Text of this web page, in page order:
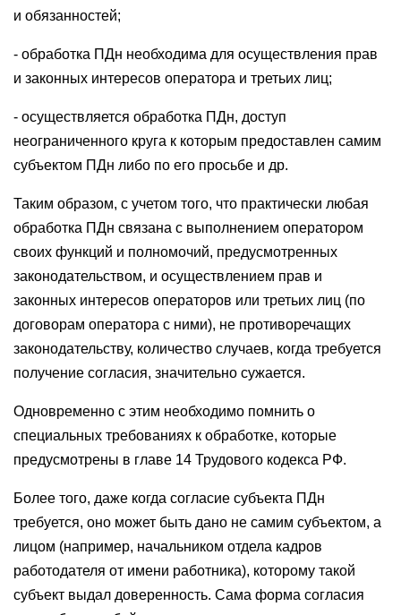
и обязанностей;
- обработка ПДн необходима для осуществления прав
и законных интересов оператора и третьих лиц;
- осуществляется обработка ПДн, доступ
неограниченного круга к которым предоставлен самим
субъектом ПДн либо по его просьбе и др.
Таким образом, с учетом того, что практически любая
обработка ПДн связана с выполнением оператором
своих функций и полномочий, предусмотренных
законодательством, и осуществлением прав и
законных интересов операторов или третьих лиц (по
договорам оператора с ними), не противоречащих
законодательству, количество случаев, когда требуется
получение согласия, значительно сужается.
Одновременно с этим необходимо помнить о
специальных требованиях к обработке, которые
предусмотрены в главе 14 Трудового кодекса РФ.
Более того, даже когда согласие субъекта ПДн
требуется, оно может быть дано не самим субъектом, а
лицом (например, начальником отдела кадров
работодателя от имени работника), которому такой
субъект выдал доверенность. Сама форма согласия